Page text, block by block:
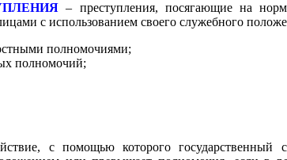
– преступления, посягающие на
с использованием своего служебного
полномочиями;
полномочий;
с помощью которого государственный